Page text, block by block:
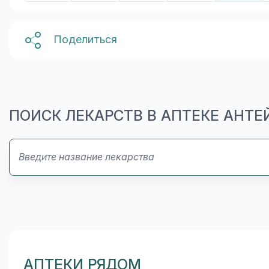
Поделиться
ПОИСК ЛЕКАРСТВ В АПТЕКЕ
АПТЕКИ РЯДОМ